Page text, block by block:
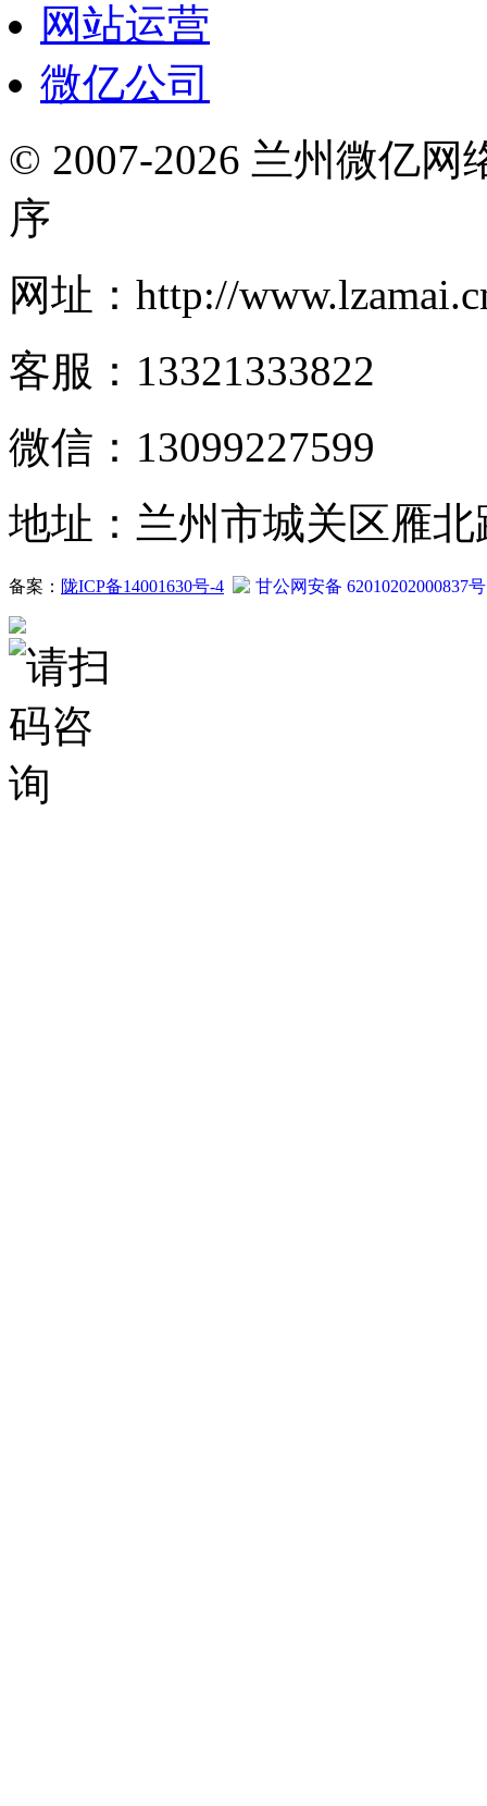
网站运营
微亿公司
© 2007-2026 兰州微亿网
序
网址：http://
客服：13321333822
微信：13099227599
地址：兰州市城关区雁北
备案： 陇ICP备14001630号-4 甘公网安备 62010202000837号